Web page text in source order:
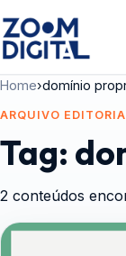
Home›domínio
ARQUIVO
Tag:
2 conteúdos